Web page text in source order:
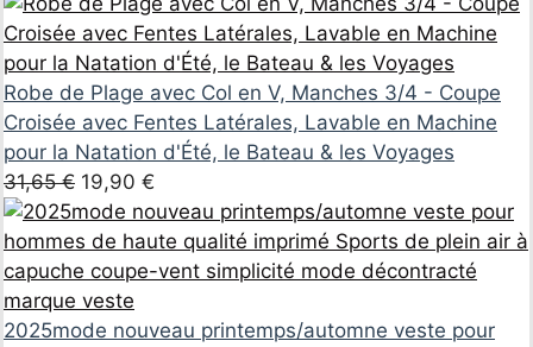
Robe de Plage avec Col en V, Manches 3/4 - Coupe
Croisée avec Fentes Latérales, Lavable en Machine
pour la Natation d'Été, le Bateau & les Voyages
31,65€ Original
price
was:
31,65 €.
19,90 €
price
is:
19,90 €.
2025mode nouveau printemps/automne veste pour